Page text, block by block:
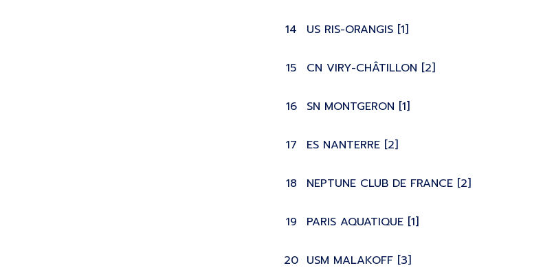
14 US RIS-ORANGIS [1]
15 CN VIRY-CHÂTILLON [2]
16 SN MONTGERON [1]
17 ES NANTERRE [2]
18 NEPTUNE CLUB DE FRANCE [2]
19 PARIS AQUATIQUE [1]
20 USM MALAKOFF [3]